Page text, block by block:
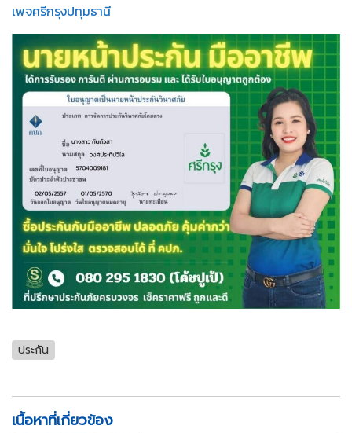
เพจศรีกรุงปทุมธานี
ประกัน
เนื้อหาที่เกี่ยวข้อง